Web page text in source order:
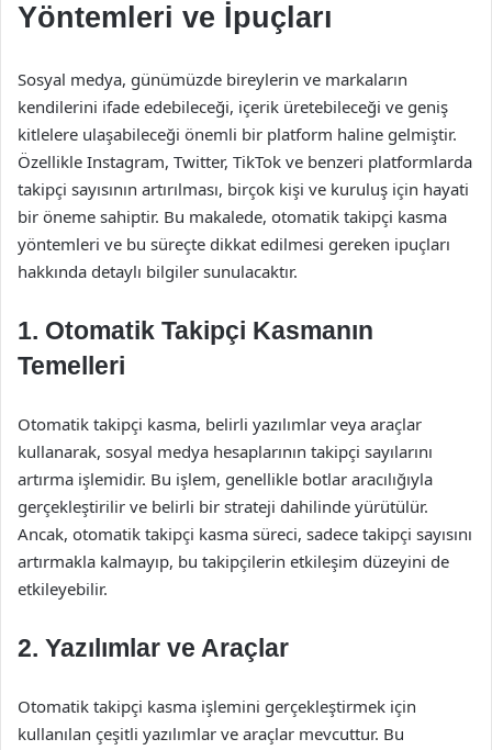
Yöntemleri ve İpuçları
Sosyal medya, günümüzde bireylerin ve markaların
kendilerini ifade edebileceği, içerik üretebileceği ve geniş
kitlelere ulaşabileceği önemli bir platform haline gelmiştir.
Özellikle Instagram, Twitter, TikTok ve benzeri platformlarda
takipçi sayısının artırılması, birçok kişi ve kuruluş için hayati
bir öneme sahiptir. Bu makalede, otomatik takipçi kasma
yöntemleri ve bu süreçte dikkat edilmesi gereken ipuçları
hakkında detaylı bilgiler sunulacaktır.
1. Otomatik Takipçi Kasmanın
Temelleri
Otomatik takipçi kasma, belirli yazılımlar veya araçlar
kullanarak, sosyal medya hesaplarının takipçi sayılarını
artırma işlemidir. Bu işlem, genellikle botlar aracılığıyla
gerçekleştirilir ve belirli bir strateji dahilinde yürütülür.
Ancak, otomatik takipçi kasma süreci, sadece takipçi sayısını
artırmakla kalmayıp, bu takipçilerin etkileşim düzeyini de
etkileyebilir.
2. Yazılımlar ve Araçlar
Otomatik takipçi kasma işlemini gerçekleştirmek için
kullanılan çeşitli yazılımlar ve araçlar mevcuttur. Bu